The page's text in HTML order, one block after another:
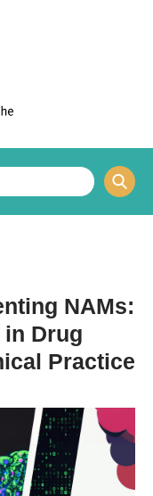
NAMs:
Drug
Practice